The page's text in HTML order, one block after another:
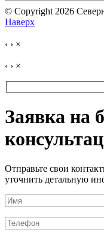
© Copyright 2026
Наверх
‹ › ×
‹ › ×
Заявка на
Отправьте свои
уточнить детальную